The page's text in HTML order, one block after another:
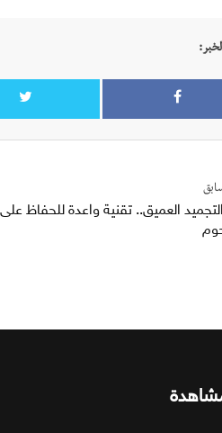
العميق.. تقنية واعدة للحفاظ على